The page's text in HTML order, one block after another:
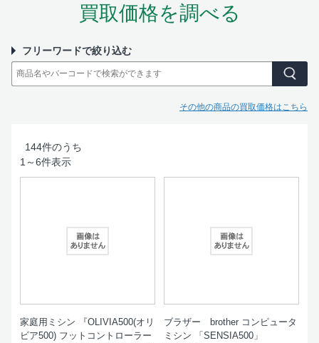
買取価格を調べる
フリーワードで絞り込む
その他の商品の買取価格はこちら
144件のうち
1 ～6件表示
家庭用ミシン 『OLIVIA500(オリ
ビア500) フットコントローラー
ブラザー brother コンピュータ
ミシン 「SENSIA500」